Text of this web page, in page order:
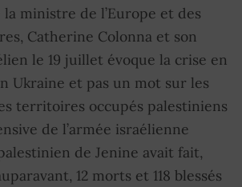
ministre de l’Europe et des
Catherine Colonna et son
le 19 juillet évoque la crise en
Ukraine et pas un mot sur les
territoires occupés palestiniens
de l’armée israélienne
de Jenine avait fait,
12 morts et 118 blessés